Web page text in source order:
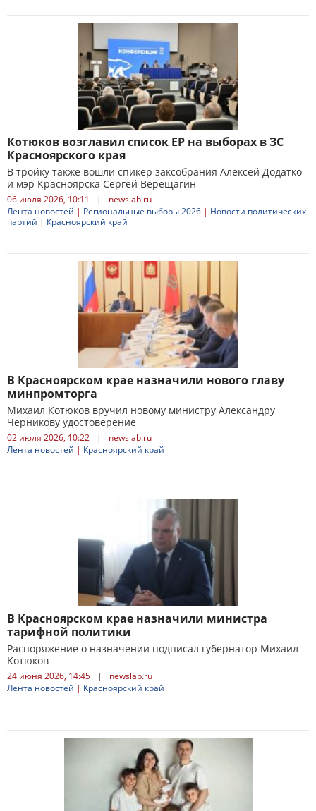
Котюков возглавил список ЕР на выборах в ЗС
Красноярского края
В тройку также вошли спикер заксобрания Алексей Додатко
и мэр Красноярска Сергей Верещагин
06 июля 2026, 10:11 |
newslab.ru
Лента новостей | Региональные выборы 2026 | Новости политических
партий | Красноярский край
В Красноярском крае назначили нового главу
минпромторга
Михаил Котюков вручил новому министру Александру
Черникову удостоверение
02 июля 2026, 10:22 |
newslab.ru
Лента новостей | Красноярский край
В Красноярском крае назначили министра
тарифной политики
Распоряжение о назначении подписал губернатор Михаил
Котюков
24 июня 2026, 14:45 |
newslab.ru
Лента новостей | Красноярский край